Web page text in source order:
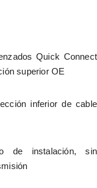
Quick Connect
superior OE
inferior de cable
de instalación, sin